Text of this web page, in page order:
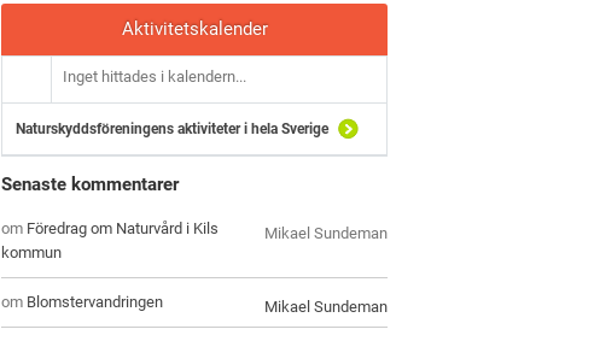
Aktivitetskalender
Inget hittades i kalendern...
Naturskyddsföreningens aktiviteter i hela Sverige
Senaste kommentarer
Mikael Sundeman
om Föredrag om Naturvård i Kils
kommun
Mikael Sundeman
om Blomstervandringen